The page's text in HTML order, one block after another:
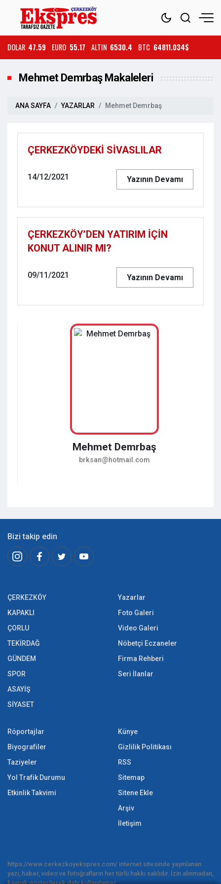
DOLAR 47.59 EURO 55.17 ALTIN 6530.4 BTC 64811.034$
Mehmet Demrbaş Makaleleri
ANA SAYFA YAZARLAR Mehmet Demrbaş
ÇERKEZKÖYDEKİ SİVASLILAR
14/12/2021 Yazının Devamı
ÇERKEZKÖY’DEN YATIRIM İÇİN
KONUT ALINIR MI?
09/11/2021 Yazının Devamı
Mehmet Demrbaş
brksan@hotmail.com
Bizi takip edin
ÇERKEZKÖY
KAPAKLI
ÇORLU
TEKİRDAĞ
GÜNDEM
SPOR
ASAYİŞ
SİYASET
Yazarlar
Foto Galeri
Video Galeri
Nöbetçi Eczaneler
Firma Rehberi
Seri İlanlar
Röportajlar
Biyografiler
Taziyeler
Yol Trafik Durumu
Etkinlik Takvimi
Künye
Gizlilik Politikası
RSS
Sitemap
Sitene Ekle
Arşiv
İletişim
https://www.cerkezkoyekspres.com/ internet sitesinde yayınlanan
yazı, haber, video ve fotoğrafların her türlü hakkı saklıdır. İzin alınmadan,